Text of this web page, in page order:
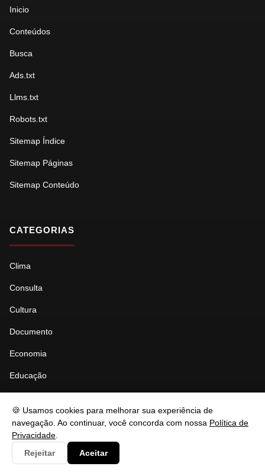
🍪 Usamos cookies para melhorar sua experiência de
navegação. Ao continuar, você concorda com nossa Política de
Privacidade
Rejeitar
Aceitar
Inicio
Conteúdos
Busca
Ads.txt
Llms.txt
Robots.txt
Sitemap Índice
Sitemap Páginas
Sitemap Conteúdo
CATEGORIAS
Clima
Consulta
Cultura
Documento
Economia
Educação
Gastronomia
Governo